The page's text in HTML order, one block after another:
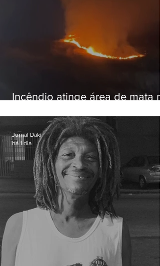
Incêndio atinge área de mata
Iguaçu
Jornal Daki
há 1 dia